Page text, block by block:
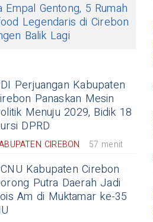
Empal Gentong, 5 Rumah
Legendaris di Cirebon
Balik Lagi
Perjuangan Kabupaten
Panaskan Mesin
Menuju 2029, Bidik 18
DPRD
CIREBON 57 menit
Kabupaten Cirebon
Putra Daerah Jadi
Am di Muktamar ke-35